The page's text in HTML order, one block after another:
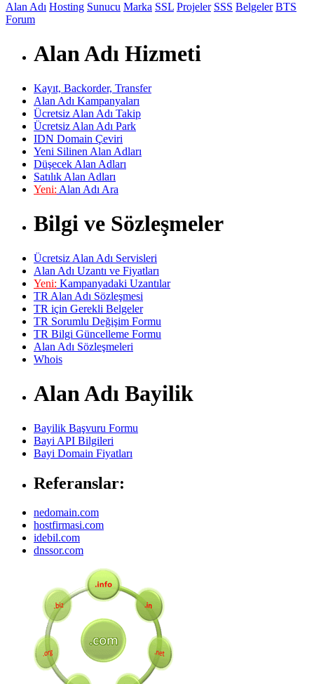
Alan Adı Hosting Sunucu Marka SSL Projeler SSS Belgeler BTS
Forum
Alan Adı Hizmeti
Kayıt, Backorder, Transfer
Alan Adı Kampanyaları
Ücretsiz Alan Adı Takip
Ücretsiz Alan Adı Park
IDN Domain Çeviri
Yeni Silinen Alan Adları
Düşecek Alan Adları
Satılık Alan Adları
Yeni: Alan Adı Ara
Bilgi ve Sözleşmeler
Ücretsiz Alan Adı Servisleri
Alan Adı Uzantı ve Fiyatları
Yeni: Kampanyadaki Uzantılar
TR Alan Adı Sözleşmesi
TR için Gerekli Belgeler
TR Sorumlu Değişim Formu
TR Bilgi Güncelleme Formu
Alan Adı Sözleşmeleri
Whois
Alan Adı Bayilik
Bayilik Başvuru Formu
Bayi API Bilgileri
Bayi Domain Fiyatları
Referanslar:
nedomain.com
hostfirmasi.com
idebil.com
dnssor.com